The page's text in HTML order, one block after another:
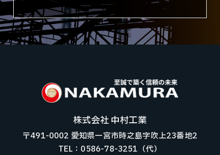
株式会社 中村工業
〒491-0002 愛知県一宮市時之島字吹上23番地2
TEL：0586-78-3251（代）